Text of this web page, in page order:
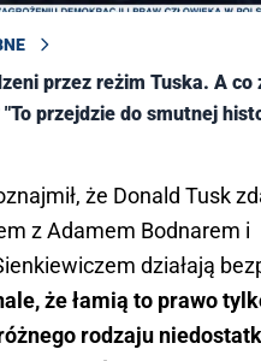
przez reżim Tuska. A co
przejdzie do smutnej
że Donald Tusk
z Adamem Bodnarem i
działają
że łamią to prawo
rodzaju